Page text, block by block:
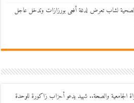
الصحية لشاب تعرض لدغة أفعى بورزازات وتدخل عاجل
الجامعية والصحة.. شهيد يدعو أحزاب زاكورة للوحدة